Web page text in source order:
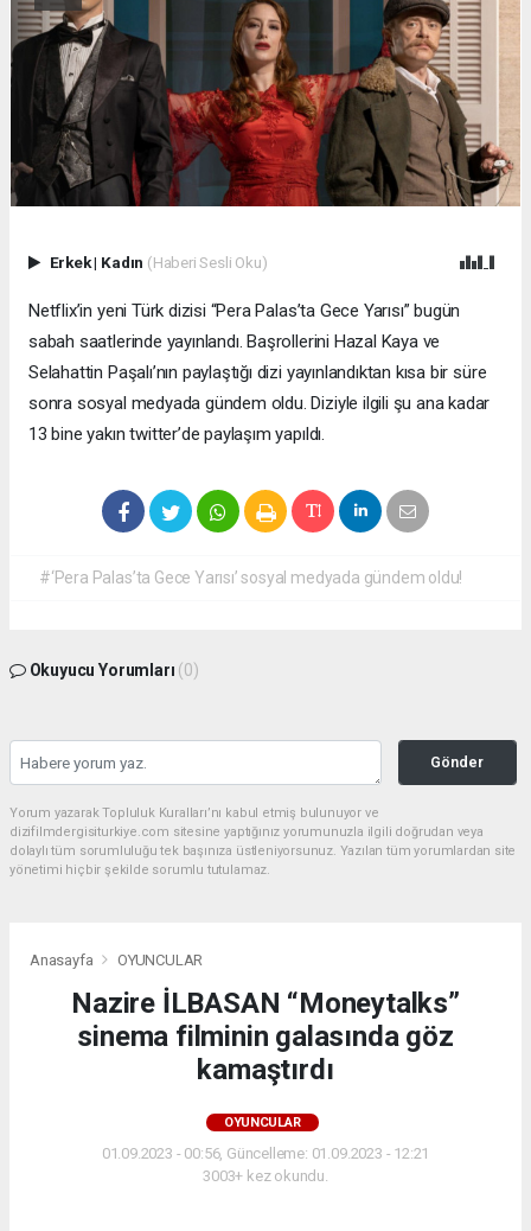
Erkek| Kadın (Haberi Sesli Oku)
Netflix’in yeni Türk dizisi “Pera Palas’ta Gece Yarısı” bugün
sabah saatlerinde yayınlandı. Başrollerini Hazal Kaya ve
Selahattin Paşalı’nın paylaştığı dizi yayınlandıktan kısa bir süre
sonra sosyal medyada gündem oldu. Diziyle ilgili şu ana kadar
13 bine yakın twitter’de paylaşım yapıldı.
#‘Pera Palas’ta Gece Yarısı’ sosyal medyada gündem oldu!
Okuyucu Yorumları (0)
Gönder
Yorum yazarak Topluluk Kuralları’nı kabul etmiş bulunuyor ve
dizifilmdergisiturkiye.com sitesine yaptığınız yorumunuzla ilgili doğrudan veya
dolaylı tüm sorumluluğu tek başınıza üstleniyorsunuz. Yazılan tüm yorumlardan site
yönetimi hiçbir şekilde sorumlu tutulamaz.
Anasayfa OYUNCULAR
Nazire İLBASAN “Moneytalks”
sinema filminin galasında göz
kamaştırdı
OYUNCULAR
01.09.2023 - 00:56, Güncelleme: 01.09.2023 - 12:21
3003+ kez okundu.